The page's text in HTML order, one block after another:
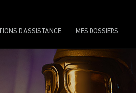
D'ASSISTANCE MES DOSSIERS